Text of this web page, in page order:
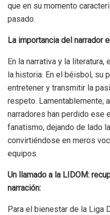
que en su momento
pasado.
La importancia del narrador
En la narrativa y la
la historia. En el béisbol, su
entretener y transmitir la
respeto. Lamentablemente,
narradores han perdido ese
fanatismo, dejando de lado
convirtiéndose en meros
equipos.
Un llamado a la LIDOM:
narración:
Para el bienestar de la Liga